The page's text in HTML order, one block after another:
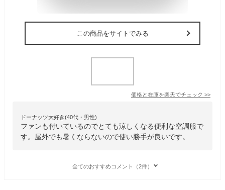
この商品をサイトでみる
価格と在庫を楽天でチェック >>
ドーナッツ大好き(40代・男性)
ファンも付いているのでとても涼しくなる便利な空調服で
す。屋外でも暑くならないので使い勝手が良いです。
全てのおすすめコメント（2件）